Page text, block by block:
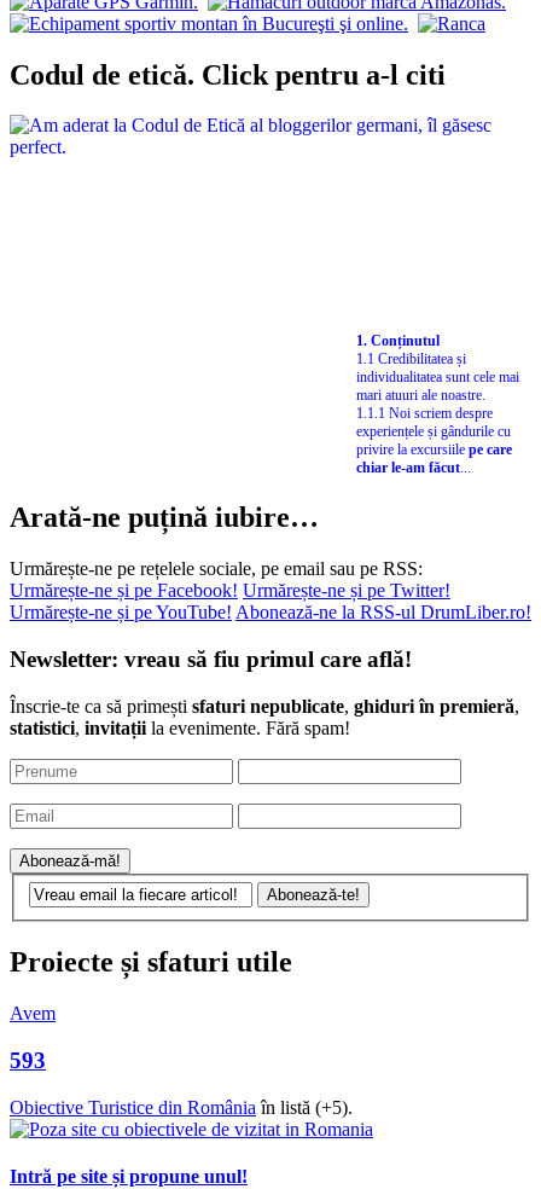
Codul de etică. Click pentru a-l citi
1. Conținutul
1.1 Credibilitatea și
individualitatea sunt cele mai
mari atuuri ale noastre.
1.1.1 Noi scriem despre
experiențele și gândurile cu
Arată-ne puțină iubire…
Urmărește-ne pe rețelele sociale, pe email sau pe RSS:
Urmărește-ne și pe YouTube!Abonează-ne la RSS-ul DrumLiber.ro!
Newsletter: vreau să fiu primul care află!
statistici,
Proiecte și sfaturi utile
Avem
593